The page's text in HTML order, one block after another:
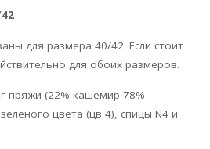
для размера 40/42. Если стоит
для обоих размеров.
пряжи (22% кашемир 78%
цвета (цв 4), спицы N4 и